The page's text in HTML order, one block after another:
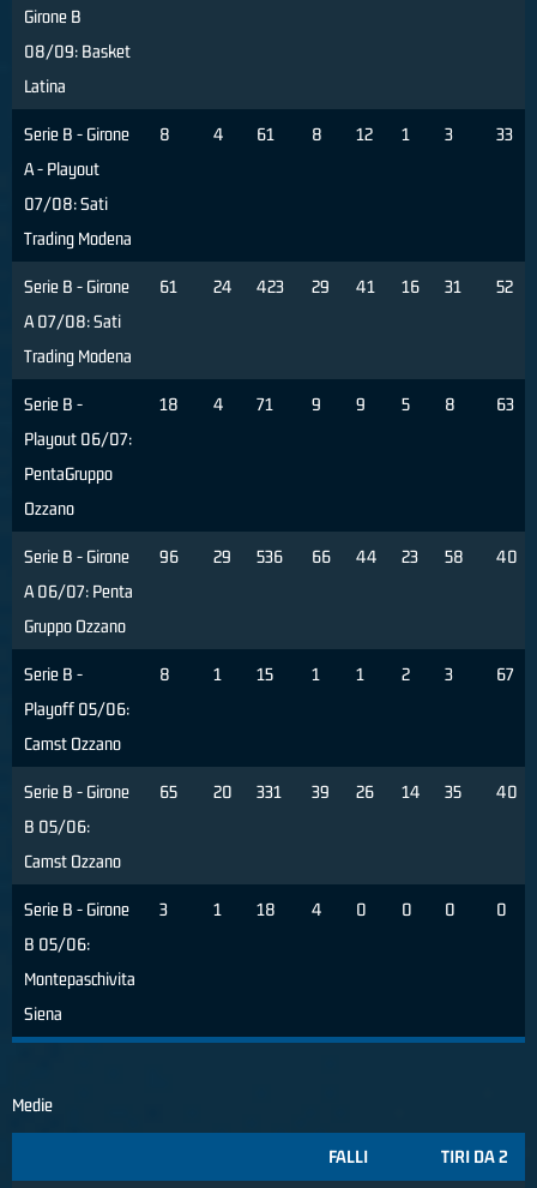
Girone B
08/09: Basket
Latina
Serie B - Girone
A - Playout
07/08: Sati
Trading Modena
8 4 61 8 12 1 3 33
Serie B - Girone
A 07/08: Sati
Trading Modena
61 24 423 29 41 16 31 52
Serie B -
Playout 06/07:
PentaGruppo
Ozzano
18 4 71 9 9 5 8 63
Serie B - Girone
A 06/07: Penta
Gruppo Ozzano
96 29 536 66 44 23 58 40
Serie B -
Playoff 05/06:
Camst Ozzano
8 1 15 1 1 2 3 67
Serie B - Girone
B 05/06:
Camst Ozzano
65 20 331 39 26 14 35 40
Serie B - Girone
B 05/06:
Montepaschivita
Siena
3 1 18 4 0 0 0 0
Medie
FALLI TIRI DA 2